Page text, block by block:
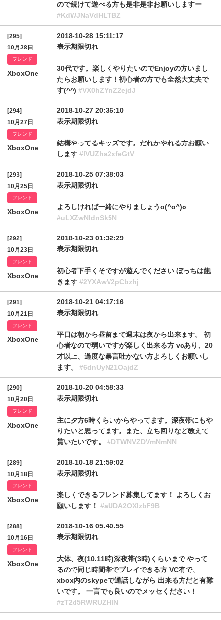
ので続けて遊べる方も是非是非お願いしますー
#KdWJNaVdHLTBZ
[295]
10月28日
フレンド
XboxOne
2018-10-28 15:11:17
表示期限切れ
30代です。楽しくやりたいのでEnjoyの方いまし
たらお願いします！初心者の方でも全然大丈夫で
す(^^) #VX0hZYnZ2ejdJ
[294]
10月27日
フレンド
XboxOne
2018-10-27 20:36:10
表示期限切れ
結構やってるキッズです。だれかやれる方お願い
します #lVUZha2xfeGtV
[293]
10月25日
フレンド
XboxOne
2018-10-25 07:38:03
表示期限切れ
よろしければ一緒にやりましょうo(^o^)o
#uLXZwNldnSk5N
[292]
10月23日
フレンド
XboxOne
2018-10-23 01:32:29
表示期限切れ
初心者下手くそですが遊んでください ぼっちは飽
きます #2YXAwV2pCbzhj
[291]
10月21日
フレンド
XboxOne
2018-10-21 04:17:16
表示期限切れ
平日は朝から昼前まで週末は夜から出来ます。 初
心者なので弱いですが楽しく出来る方 vcあり、20
才以上、過度な暴言吐かない方よろしくお願いし
ます。 #6dnUyN21OajdZ
[290]
10月20日
フレンド
XboxOne
2018-10-20 04:58:33
表示期限切れ
主に夕方6時くらいからやってます。深夜帯にもや
りたいと思ってます。また、立ち回りなど教えて
貰いたいです。 #DTWNVZDVmNmNN
[289]
10月18日
フレンド
XboxOne
2018-10-18 21:59:02
表示期限切れ
楽しくできるフレンド募集してます！ よろしくお
願いします！ #aUDA2OXlzbF9B
[288]
10月16日
フレンド
XboxOne
2018-10-16 05:40:55
表示期限切れ
大体、夜(10.11時)深夜帯(3時)くらいまで やって
るので同じ時間帯でプレイできる方 VC有で、
xbox内のskypeで通話しながら 出来る方だと有難
いです。 一言でも良いのでメッセください！
#zT2d5RWRUZHlN